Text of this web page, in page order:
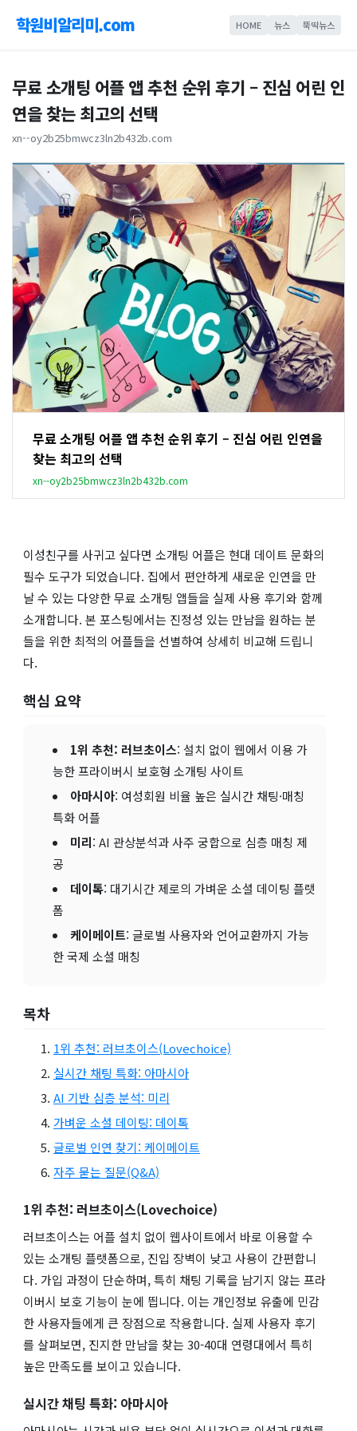
학원비알리미.com HOME 뉴스 뚝딱뉴스
무료 소개팅 어플 앱 추천 순위 후기 – 진심 어린 인
연을 찾는 최고의 선택
xn--oy2b25bmwcz3ln2b432b.com
무료 소개팅 어플 앱 추천 순위 후기 – 진심 어린 인연을
찾는 최고의 선택
xn--oy2b25bmwcz3ln2b432b.com
이성친구를 사귀고 싶다면 소개팅 어플은 현대 데이트 문화의
필수 도구가 되었습니다. 집에서 편안하게 새로운 인연을 만
날 수 있는 다양한 무료 소개팅 앱들을 실제 사용 후기와 함께
소개합니다. 본 포스팅에서는 진정성 있는 만남을 원하는 분
들을 위한 최적의 어플들을 선별하여 상세히 비교해 드립니
다.
핵심 요약
1위 추천: 러브초이스: 설치 없이 웹에서 이용 가
능한 프라이버시 보호형 소개팅 사이트
아마시아: 여성회원 비율 높은 실시간 채팅·매칭
특화 어플
미리: AI 관상분석과 사주 궁합으로 심층 매칭 제
공
데이톡: 대기시간 제로의 가벼운 소셜 데이팅 플랫
폼
케이메이트: 글로벌 사용자와 언어교환까지 가능
한 국제 소셜 매칭
목차
1위 추천: 러브초이스(Lovechoice)
실시간 채팅 특화: 아마시아
AI 기반 심층 분석: 미리
가벼운 소셜 데이팅: 데이톡
글로벌 인연 찾기: 케이메이트
자주 묻는 질문(Q&A)
1위 추천: 러브초이스(Lovechoice)
러브초이스는 어플 설치 없이 웹사이트에서 바로 이용할 수
있는 소개팅 플랫폼으로, 진입 장벽이 낮고 사용이 간편합니
다. 가입 과정이 단순하며, 특히 채팅 기록을 남기지 않는 프라
이버시 보호 기능이 눈에 띕니다. 이는 개인정보 유출에 민감
한 사용자들에게 큰 장점으로 작용합니다. 실제 사용자 후기
를 살펴보면, 진지한 만남을 찾는 30-40대 연령대에서 특히
높은 만족도를 보이고 있습니다.
실시간 채팅 특화: 아마시아